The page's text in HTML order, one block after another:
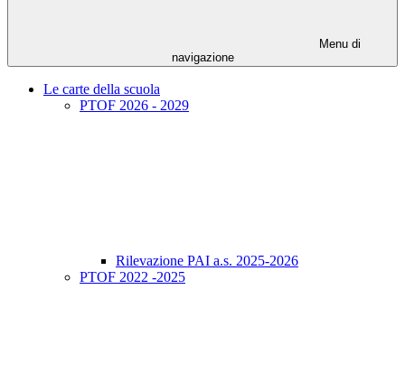
Menu di
navigazione
Le carte della scuola
PTOF 2026 - 2029
Rilevazione PAI a.s. 2025-2026
PTOF 2022 -2025